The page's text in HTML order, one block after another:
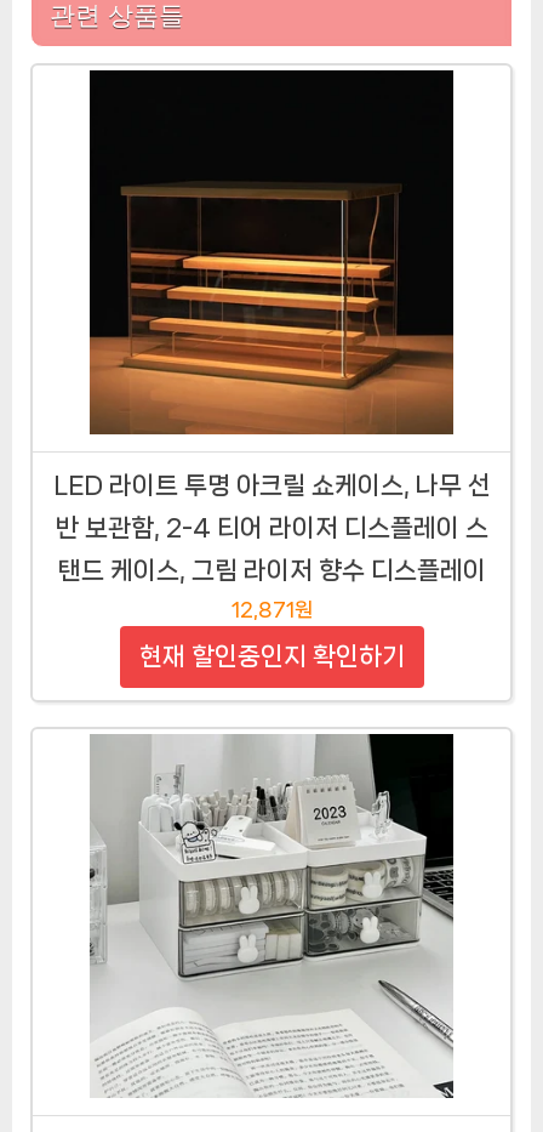
관련 상품들
LED 라이트 투명 아크릴 쇼케이스, 나무 선
반 보관함, 2-4 티어 라이저 디스플레이 스
탠드 케이스, 그림 라이저 향수 디스플레이
12,871원
현재 할인중인지 확인하기